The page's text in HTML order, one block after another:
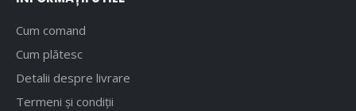
Cum comand
Cum plătesc
Detalii despre livrare
Termeni și condiții